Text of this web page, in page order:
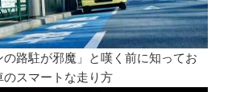
の路駐が邪魔」と嘆く前に知ってお
のスマートな走り方